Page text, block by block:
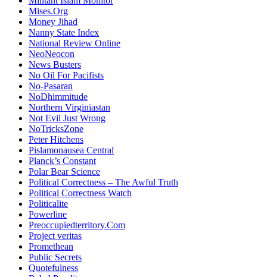
Mises.Org
Money Jihad
Nanny State Index
National Review Online
NeoNeocon
News Busters
No Oil For Pacifists
No-Pasaran
NoDhimmitude
Northern Virginiastan
Not Evil Just Wrong
NoTricksZone
Peter Hitchens
Pislamonausea Central
Planck’s Constant
Polar Bear Science
Political Correctness – The Awful Truth
Political Correctness Watch
Politicalite
Powerline
Preoccupiedterritory.Com
Project veritas
Promethean
Public Secrets
Quotefulness